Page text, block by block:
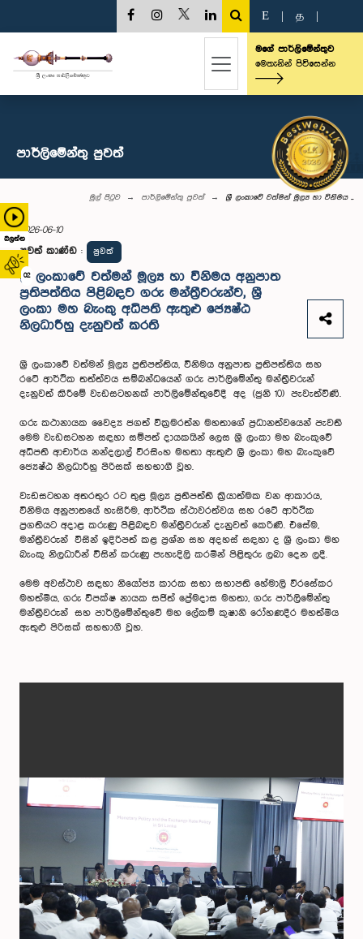
බලන්න
02
E த
මගේ පාර්ලිමේන්තුව
මෙතැනින් පිවිසෙන්න
පාර්ලි‌මේන්තු පුවත්
මුල් පිටුව පාර්ලි‌මේන්තු පුවත් ශ්‍රී ලංකාවේ වත්මන් මූල්‍ය හා විනිමය ...
2026-06-10
පුවත් කාණ්ඩ : පුවත්
ශ්‍රී ලංකාවේ වත්මන් මූල්‍ය හා විනිමය අනුපාත
ප්‍රතිපත්තිය පිළිබඳව ගරු මන්ත්‍රීවරුන්ව, ශ්‍රී
ලංකා මහ බැංකු අධිපති ඇතුළු ජ්‍යෙෂ්ඨ
නිලධාරීහු දැනුවත් කරති
ශ්‍රී ලංකාවේ වත්මන් මූල්‍ය ප්‍රතිපත්තිය, විනිමය අනුපාත ප්‍රතිපත්තිය සහ
රටේ ආර්ථික තත්ත්වය සම්බන්ධයෙන් ගරු පාර්ලිමේන්තු මන්ත්‍රීවරුන්
දැනුවත් කිරීමේ වැඩසටහනක් පාර්ලිමේන්තුවේදී අද (ජුනි 10) පැවැත්විණි.
ගරු කථානායක වෛද්‍ය ජගත් වික්‍රමරත්න මහතාගේ ප්‍රධානත්වයෙන් පැවති
මෙම වැඩසටහන සඳහා සම්පත් දායකයින් ලෙස ශ්‍රී ලංකා මහ බැංකුවේ
අධිපති ආචාර්ය නන්දලාල් වීරසිංහ මහතා ඇතුළු ශ්‍රී ලංකා මහ බැංකුවේ
ජ්‍යෙෂ්ඨ නිලධාරීහු පිරිසක් සහභාගී වූහ.
වැඩසටහන අතරතුර රට තුළ මූල්‍ය ප්‍රතිපත්ති ක්‍රියාත්මක වන ආකාරය,
විනිමය අනුපාතයේ හැසිරීම, ආර්ථික ස්ථාවරත්වය සහ රටේ ආර්ථික
ප්‍රගතියට අදාළ කරුණු පිළිබඳව මන්ත්‍රීවරුන් දැනුවත් කෙරිණි. එසේම,
මන්ත්‍රීවරුන් විසින් ඉදිරිපත් කළ ප්‍රශ්න සහ අදහස් සඳහා ද ශ්‍රී ලංකා මහ
බැංකු නිලධාරීන් විසින් කරුණු පැහැදිලි කරමින් පිළිතුරු ලබා දෙන ලදී.
මෙම අවස්ථාව සඳහා නියෝජ්‍ය කාරක සභා සභාපති හේමාලි වීරසේකර
මහත්මිය, ගරු විපක්ෂ නායක සජිත් ප්‍රේමදාස මහතා, ගරු පාර්ලිමේන්තු
මන්ත්‍රීවරුන් සහ පාර්ලිමේන්තුවේ මහ ලේකම් කුෂානි රෝහණදීර මහත්මිය
ඇතුළු පිරිසක් සහභාගී වූහ.